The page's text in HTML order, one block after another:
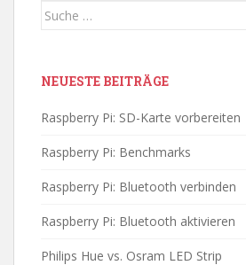
Suche
NEUESTE BEITRÄGE
Raspberry Pi: SD-Karte vorbereiten
Raspberry Pi: Benchmarks
Raspberry Pi: Bluetooth verbinden
Raspberry Pi: Bluetooth aktivieren
Philips Hue vs. Osram LED Strip